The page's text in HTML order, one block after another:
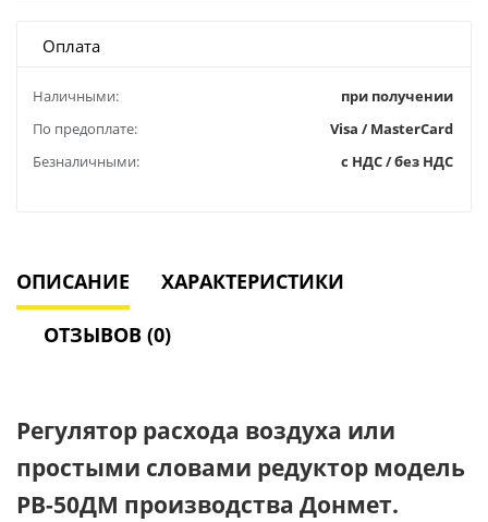
Оплата
Наличными:
при получении
По предоплате:
Visa / MasterCard
Безналичными:
с НДС / без НДС
ОПИСАНИЕ ХАРАКТЕРИСТИКИ
ОТЗЫВОВ (0)
Регулятор расхода воздуха или
простыми словами редуктор модель
РВ-50ДМ производства Донмет.